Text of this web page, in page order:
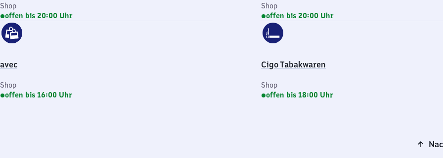
Shop
offen bis 20:00 Uhr
Shop
offen bis 20:00 Uhr
avec
Shop
offen bis 16:00 Uhr
Cigo Tabakwaren
Shop
offen bis 18:00 Uhr